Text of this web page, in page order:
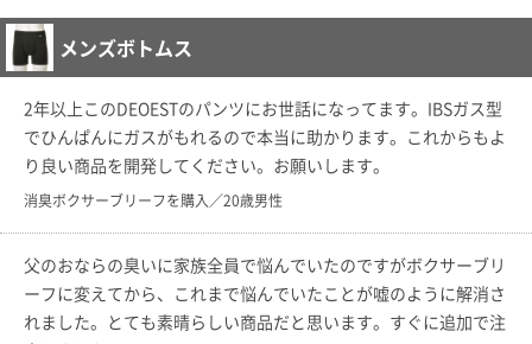
メンズボトムス
2年以上このDEOESTのパンツにお世話になってます。IBSガス型
でひんぱんにガスがもれるので本当に助かります。これからもよ
り良い商品を開発してください。お願いします。
消臭ボクサーブリーフを購入／20歳男性
父のおならの臭いに家族全員で悩んでいたのですがボクサーブリ
ーフに変えてから、これまで悩んでいたことが嘘のように解消さ
れました。とても素晴らしい商品だと思います。すぐに追加で注